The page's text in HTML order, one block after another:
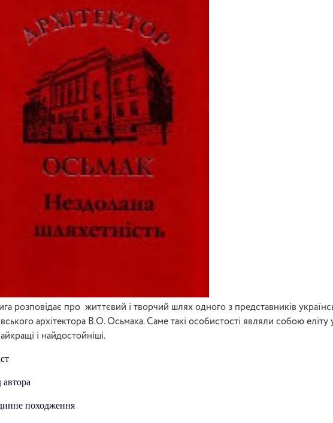
розповідає про життєвий і творчий шлях одного з представників
архітектора В.О. Осьмака. Саме такі особистості являли собою еліту
і найдостойніші.
автора
походження